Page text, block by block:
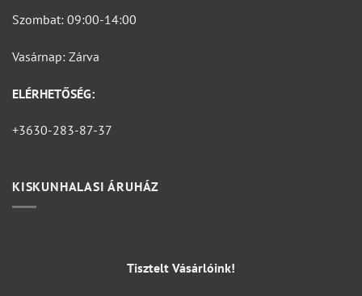
Szombat: 09:00-14:00
Vasárnap: Zárva
ELÉRHETŐSÉG:
+3630-283-87-37
KISKUNHALASI ÁRUHÁZ
Tisztelt Vásárlóink!